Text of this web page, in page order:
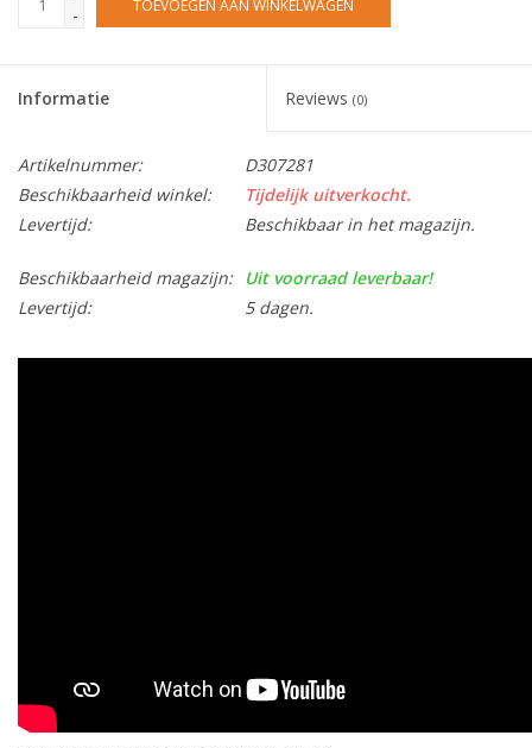
-
TOEVOEGEN AAN WINKELWAGEN
Informatie Reviews (0)
Artikelnummer:
D307281
Beschikbaarheid winkel:
Tijdelijk uitverkocht.
Levertijd:
Beschikbaar in het magazijn.
Beschikbaarheid magazijn:
Uit voorraad leverbaar!
Levertijd:
5 dagen.